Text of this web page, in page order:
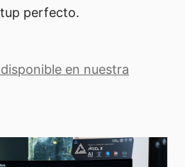
perfecto.
en nuestra